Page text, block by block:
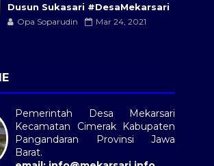
Dusun Sukasari #DesaMekarsari
Opa Soparudin Mar 24, 2021
Pemerintah Desa Mekarsari
Kecamatan Cimerak Kabupaten
Pangandaran Provinsi Jawa
Barat.